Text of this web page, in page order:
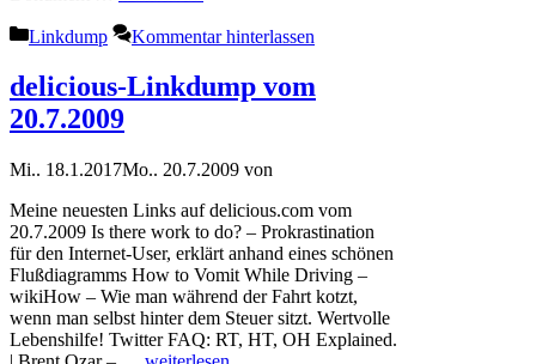
Kategorien
Linkdump Kommentar hinterlassen
delicious-Linkdump vom
20.7.2009
Mi.. 18.1.2017Mo.. 20.7.2009 von
Meine neuesten Links auf delicious.com vom
20.7.2009 Is there work to do? – Prokrastination
für den Internet-User, erklärt anhand eines schönen
Flußdiagramms How to Vomit While Driving –
wikiHow – Wie man während der Fahrt kotzt,
wenn man selbst hinter dem Steuer sitzt. Wertvolle
Lebenshilfe! Twitter FAQ: RT, HT, OH Explained.